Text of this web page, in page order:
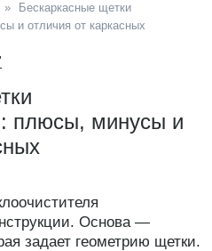
»
Бескаркасные щетки
и отличия от каркасных
плюсы, минусы и
Основа —
задает геометрию щетки.